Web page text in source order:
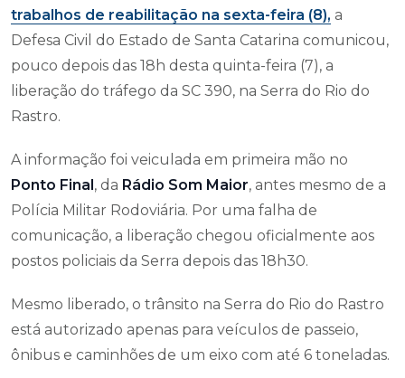
trabalhos de reabilitação na sexta-feira (8), a
Defesa Civil do Estado de Santa Catarina comunicou,
pouco depois das 18h desta quinta-feira (7), a
liberação do tráfego da SC 390, na Serra do Rio do
Rastro.
A informação foi veiculada em primeira mão no
Ponto Final, da Rádio Som Maior, antes mesmo de a
Polícia Militar Rodoviária. Por uma falha de
comunicação, a liberação chegou oficialmente aos
postos policiais da Serra depois das 18h30.
Mesmo liberado, o trânsito na Serra do Rio do Rastro
está autorizado apenas para veículos de passeio,
ônibus e caminhões de um eixo com até 6 toneladas.